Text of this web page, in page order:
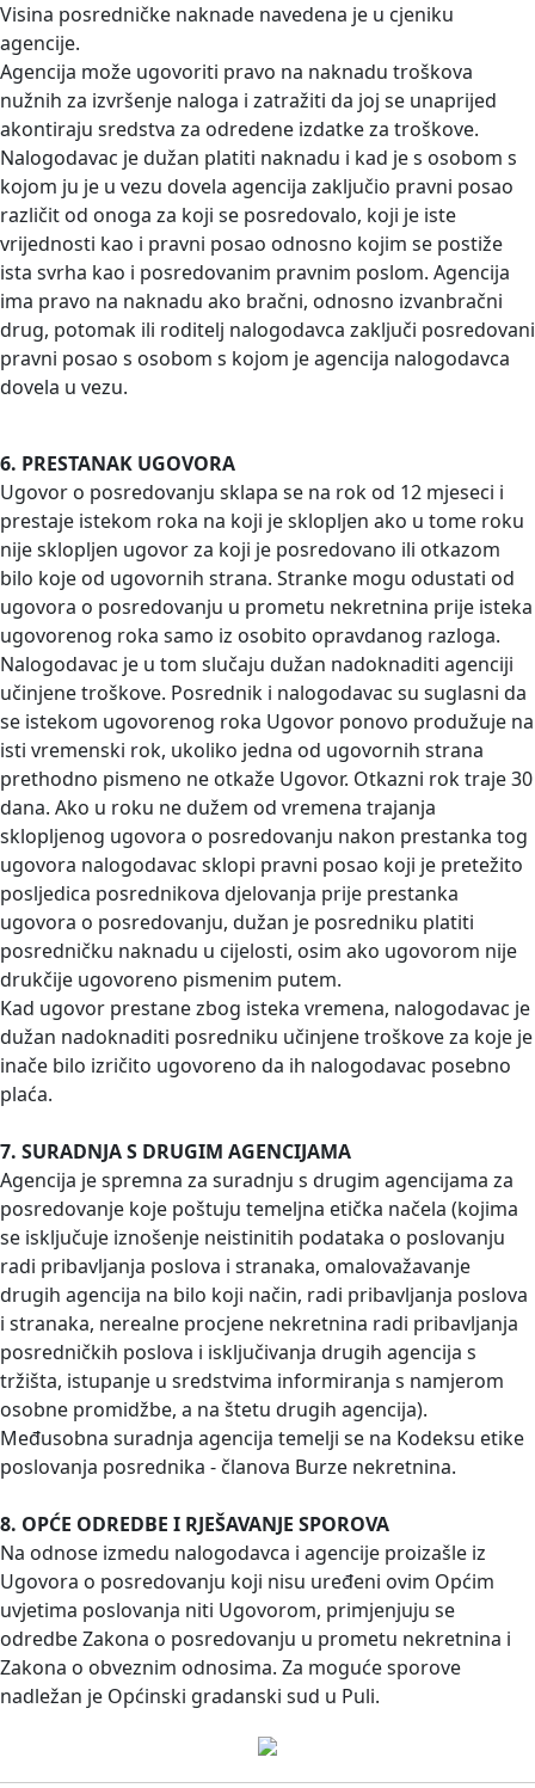
Visina posredničke naknade navedena je u cjeniku
agencije.
Agencija može ugovoriti pravo na naknadu troškova
nužnih za izvršenje naloga i zatražiti da joj se unaprijed
akontiraju sredstva za odredene izdatke za troškove.
Nalogodavac je dužan platiti naknadu i kad je s osobom s
kojom ju je u vezu dovela agencija zaključio pravni posao
različit od onoga za koji se posredovalo, koji je iste
vrijednosti kao i pravni posao odnosno kojim se postiže
ista svrha kao i posredovanim pravnim poslom. Agencija
ima pravo na naknadu ako bračni, odnosno izvanbračni
drug, potomak ili roditelj nalogodavca zaključi posredovani
pravni posao s osobom s kojom je agencija nalogodavca
dovela u vezu.
6. PRESTANAK UGOVORA
Ugovor o posredovanju sklapa se na rok od 12 mjeseci i
prestaje istekom roka na koji je sklopljen ako u tome roku
nije sklopljen ugovor za koji je posredovano ili otkazom
bilo koje od ugovornih strana. Stranke mogu odustati od
ugovora o posredovanju u prometu nekretnina prije isteka
ugovorenog roka samo iz osobito opravdanog razloga.
Nalogodavac je u tom slučaju dužan nadoknaditi agenciji
učinjene troškove. Posrednik i nalogodavac su suglasni da
se istekom ugovorenog roka Ugovor ponovo produžuje na
isti vremenski rok, ukoliko jedna od ugovornih strana
prethodno pismeno ne otkaže Ugovor. Otkazni rok traje 30
dana. Ako u roku ne dužem od vremena trajanja
sklopljenog ugovora o posredovanju nakon prestanka tog
ugovora nalogodavac sklopi pravni posao koji je pretežito
posljedica posrednikova djelovanja prije prestanka
ugovora o posredovanju, dužan je posredniku platiti
posredničku naknadu u cijelosti, osim ako ugovorom nije
drukčije ugovoreno pismenim putem.
Kad ugovor prestane zbog isteka vremena, nalogodavac je
dužan nadoknaditi posredniku učinjene troškove za koje je
inače bilo izričito ugovoreno da ih nalogodavac posebno
plaća.
7. SURADNJA S DRUGIM AGENCIJAMA
Agencija je spremna za suradnju s drugim agencijama za
posredovanje koje poštuju temeljna etička načela (kojima
se isključuje iznošenje neistinitih podataka o poslovanju
radi pribavljanja poslova i stranaka, omalovažavanje
drugih agencija na bilo koji način, radi pribavljanja poslova
i stranaka, nerealne procjene nekretnina radi pribavljanja
posredničkih poslova i isključivanja drugih agencija s
tržišta, istupanje u sredstvima informiranja s namjerom
osobne promidžbe, a na štetu drugih agencija).
Međusobna suradnja agencija temelji se na Kodeksu etike
poslovanja posrednika - članova Burze nekretnina.
8. OPĆE ODREDBE I RJEŠAVANJE SPOROVA
Na odnose izmedu nalogodavca i agencije proizašle iz
Ugovora o posredovanju koji nisu uređeni ovim Općim
uvjetima poslovanja niti Ugovorom, primjenjuju se
odredbe Zakona o posredovanju u prometu nekretnina i
Zakona o obveznim odnosima. Za moguće sporove
nadležan je Općinski gradanski sud u Puli.